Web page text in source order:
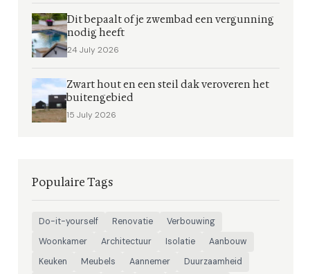
Dit bepaalt of je zwembad een vergunning
nodig heeft
24 July 2026
Zwart hout en een steil dak veroveren het
buitengebied
15 July 2026
Populaire Tags
Do-it-yourself Renovatie
Verbouwing
Woonkamer
Architectuur Isolatie
Aanbouw
Keuken
Meubels Aannemer
Duurzaamheid